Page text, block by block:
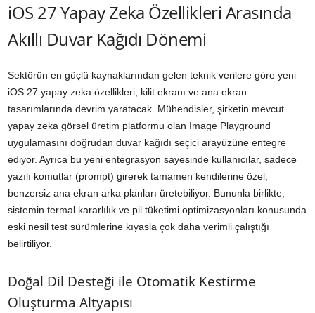
iOS 27 Yapay Zeka Özellikleri Arasında
Akıllı Duvar Kağıdı Dönemi
Sektörün en güçlü kaynaklarından gelen teknik verilere göre yeni
iOS 27 yapay zeka özellikleri, kilit ekranı ve ana ekran
tasarımlarında devrim yaratacak. Mühendisler, şirketin mevcut
yapay zeka görsel üretim platformu olan Image Playground
uygulamasını doğrudan duvar kağıdı seçici arayüzüne entegre
ediyor. Ayrıca bu yeni entegrasyon sayesinde kullanıcılar, sadece
yazılı komutlar (prompt) girerek tamamen kendilerine özel,
benzersiz ana ekran arka planları üretebiliyor. Bununla birlikte,
sistemin termal kararlılık ve pil tüketimi optimizasyonları konusunda
eski nesil test sürümlerine kıyasla çok daha verimli çalıştığı
belirtiliyor.
Doğal Dil Desteği ile Otomatik Kestirme
Oluşturma Altyapısı